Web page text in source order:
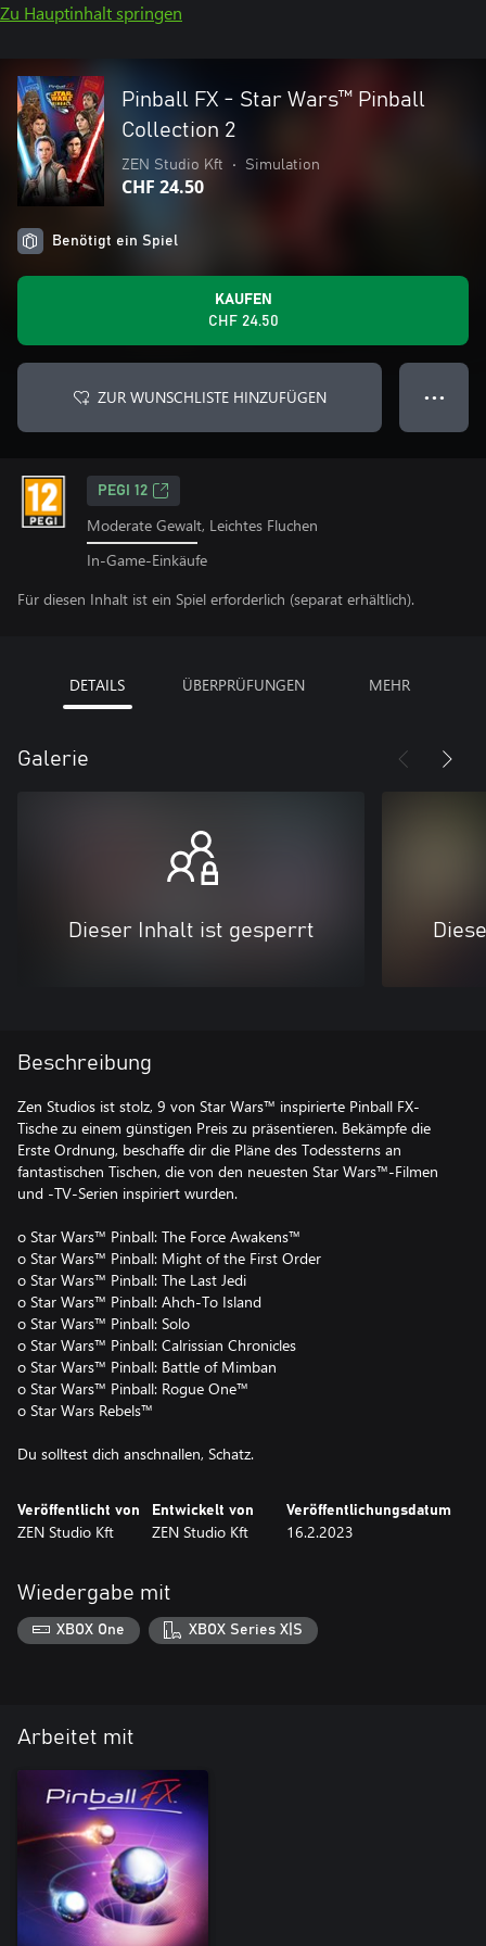
Zu Hauptinhalt springen
Pinball FX - Star Wars™️ Pinball
Collection 2
ZEN Studio Kft • Simulation
CHF 24.50
Benötigt ein Spiel
KAUFEN
CHF 24.50
ZUR WUNSCHLISTE HINZUFÜGEN ● ● ●
PEGI 12
Moderate Gewalt, Leichtes Fluchen
In-Game-Einkäufe
Für diesen Inhalt ist ein Spiel erforderlich (separat erhältlich).
DETAILS ÜBERPRÜFUNGEN MEHR
Galerie
Dieser Inhalt ist gesperrt
Beschreibung
Zen Studios ist stolz, 9 von Star Wars™ inspirierte Pinball FX-
Tische zu einem günstigen Preis zu präsentieren. Bekämpfe die
Erste Ordnung, beschaffe dir die Pläne des Todessterns an
fantastischen Tischen, die von den neuesten Star Wars™-Filmen
und -TV-Serien inspiriert wurden.
o Star Wars™ Pinball: The Force Awakens™
o Star Wars™ Pinball: Might of the First Order
o Star Wars™ Pinball: The Last Jedi
o Star Wars™ Pinball: Ahch-To Island
o Star Wars™ Pinball: Solo
o Star Wars™ Pinball: Calrissian Chronicles
o Star Wars™ Pinball: Battle of Mimban
o Star Wars™ Pinball: Rogue One™
o Star Wars Rebels™
Du solltest dich anschnallen, Schatz.
Veröffentlicht von
ZEN Studio Kft
Entwickelt von
ZEN Studio Kft
Veröffentlichungsdatum
16.2.2023
Wiedergabe mit
XBOX One XBOX Series X|S
Arbeitet mit